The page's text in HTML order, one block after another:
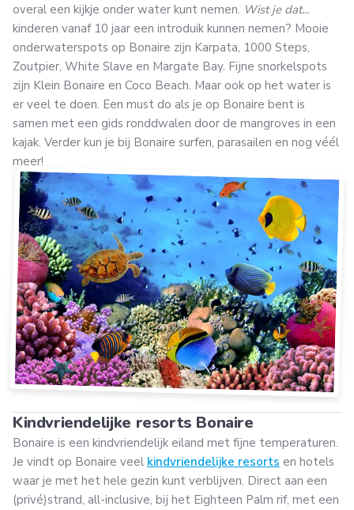
overal een kijkje onder water kunt nemen. Wist je dat...
kinderen vanaf 10 jaar een introduik kunnen nemen? Mooie
onderwaterspots op Bonaire zijn Karpata, 1000 Steps,
Zoutpier, White Slave en Margate Bay. Fijne snorkelspots
zijn Klein Bonaire en Coco Beach. Maar ook op het water is
er veel te doen. Een must do als je op Bonaire bent is
samen met een gids ronddwalen door de mangroves in een
kajak. Verder kun je bij Bonaire surfen, parasailen en nog véél
meer!
Kindvriendelijke resorts Bonaire
Bonaire is een kindvriendelijk eiland met fijne temperaturen.
Je vindt op Bonaire veel kindvriendelijke resorts en hotels
waar je met het hele gezin kunt verblijven. Direct aan een
(privé)strand, all-inclusive, bij het Eighteen Palm rif, met een